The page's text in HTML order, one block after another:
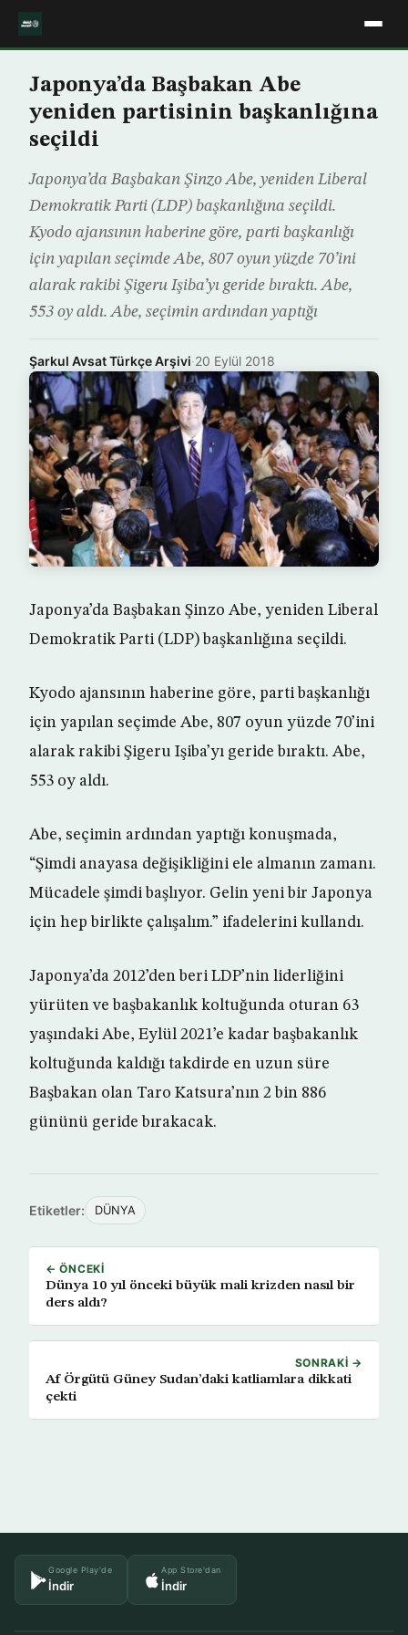
Japonya’da Başbakan Abe
yeniden partisinin başkanlığına
seçildi
Japonya’da Başbakan Şinzo Abe, yeniden Liberal
Demokratik Parti (LDP) başkanlığına seçildi.
Kyodo ajansının haberine göre, parti başkanlığı
için yapılan seçimde Abe, 807 oyun yüzde 70’ini
alarak rakibi Şigeru Işiba’yı geride bıraktı. Abe,
553 oy aldı. Abe, seçimin ardından yaptığı
Şarkul Avsat Türkçe Arşivi·20 Eylül 2018
Japonya’da Başbakan Şinzo Abe, yeniden Liberal
Demokratik Parti (LDP) başkanlığına seçildi.
Kyodo ajansının haberine göre, parti başkanlığı
için yapılan seçimde Abe, 807 oyun yüzde 70’ini
alarak rakibi Şigeru Işiba’yı geride bıraktı. Abe,
553 oy aldı.
Abe, seçimin ardından yaptığı konuşmada,
“Şimdi anayasa değişikliğini ele almanın zamanı.
Mücadele şimdi başlıyor. Gelin yeni bir Japonya
için hep birlikte çalışalım.” ifadelerini kullandı.
Japonya’da 2012’den beri LDP’nin liderliğini
yürüten ve başbakanlık koltuğunda oturan 63
yaşındaki Abe, Eylül 2021’e kadar başbakanlık
koltuğunda kaldığı takdirde en uzun süre
Başbakan olan Taro Katsura’nın 2 bin 886
gününü geride bırakacak.
Etiketler: DÜNYA
← ÖNCEKI
Dünya 10 yıl önceki büyük mali krizden nasıl bir
ders aldı?
SONRAKI →
Af Örgütü Güney Sudan’daki katliamlara dikkati
çekti
Google Play'de
İndir
App Store'dan
İndir